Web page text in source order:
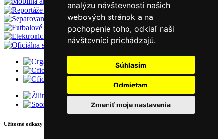
analýzu návštevnosti našich
webových stránok a na
pochopenie toho, odkiaľ naši
návštevníci prichádzajú.
Súhlasím
Odmietam
Zmeniť moje nastavenia
Užitočné odkazy